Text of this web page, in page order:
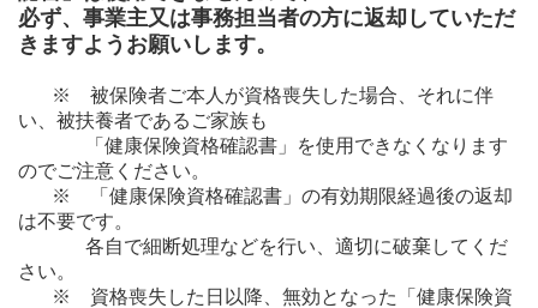
必ず、事業主又は事務担当者の方に返却していただ
きますよう お願いします。
※ 被保険者ご本人が資格喪失した場合、それに伴
い、被扶養者であるご家族も
「健康保険資格確認書」を使用できなくなります
のでご注意ください。
※ 「健康保険資格確認書」の有効期限経過後の返却
は不要です。
各自で細断処理などを行い、適切に破棄してくだ
さい。
※ 資格喪失した日以降、無効となった「健康保険資